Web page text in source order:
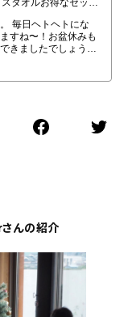
さんの紹介